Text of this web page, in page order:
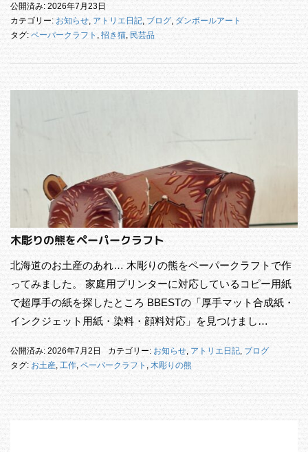
公開済み: 2026年7月23日
カテゴリー: お知らせ, アトリエ日記, ブログ, ダンボールアート
タグ: ペーパークラフト , 招き猫,民芸品
木彫りの熊をペーパークラフト
北海道のお土産のあれ… 木彫りの熊をペーパークラフトで作
ってみました。 家庭用プリンターに対応しているコピー用紙
で超厚手の紙を探したところ BBESTの「厚手マット合成紙・
インクジェット用紙・染料・顔料対応」を見つけまし…
公開済み: 2026年7月2日 カテゴリー: お知らせ, アトリエ日記, ブログ
タグ: お土産, 工作, ペーパークラフト , 木彫りの熊